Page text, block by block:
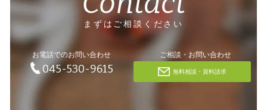
まずはご相談ください
お電話でのお問い合わせ
045-530-9615
ご相談・お問い合わせ
無料相談・資料請求